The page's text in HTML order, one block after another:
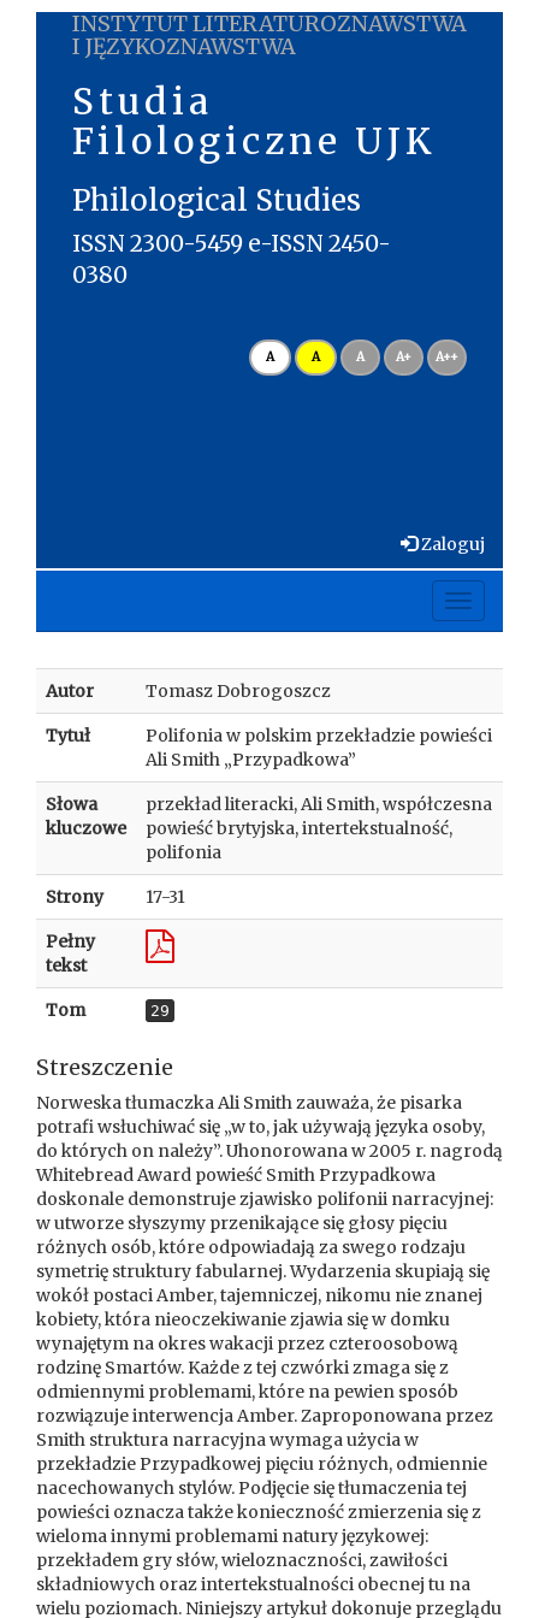
INSTYTUT LITERATUROZNAWSTWA
I JĘZYKOZNAWSTWA
Studia
Filologiczne UJK
Philological Studies
ISSN 2300-5459 e-ISSN 2450-
0380
A A A A+ A++
Zaloguj
Toggle
Autor Tomasz Dobrogoszcz
Tytuł
Polifonia w polskim przekładzie powieści
Ali Smith „Przypadkowa”
Słowa
kluczowe
przekład literacki, Ali Smith, współczesna
powieść brytyjska, intertekstualność,
polifonia
Strony 17-31
Pełny
tekst
Tom 29
Streszczenie
Norweska tłumaczka Ali Smith zauważa, że pisarka
potrafi wsłuchiwać się „w to, jak używają języka osoby,
do których on należy”. Uhonorowana w 2005 r. nagrodą
Whitebread Award powieść Smith Przypadkowa
doskonale demonstruje zjawisko polifonii narracyjnej:
w utworze słyszymy przenikające się głosy pięciu
różnych osób, które odpowiadają za swego rodzaju
symetrię struktury fabularnej. Wydarzenia skupiają się
wokół postaci Amber, tajemniczej, nikomu nie znanej
kobiety, która nieoczekiwanie zjawia się w domku
wynajętym na okres wakacji przez czteroosobową
rodzinę Smartów. Każde z tej czwórki zmaga się z
odmiennymi problemami, które na pewien sposób
rozwiązuje interwencja Amber. Zaproponowana przez
Smith struktura narracyjna wymaga użycia w
przekładzie Przypadkowej pięciu różnych, odmiennie
nacechowanych stylów. Podjęcie się tłumaczenia tej
powieści oznacza także konieczność zmierzenia się z
wieloma innymi problemami natury językowej:
przekładem gry słów, wieloznaczności, zawiłości
składniowych oraz intertekstualności obecnej tu na
wielu poziomach. Niniejszy artykuł dokonuje przeglądu